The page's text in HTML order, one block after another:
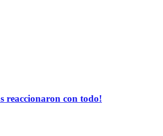
reaccionaron con todo!